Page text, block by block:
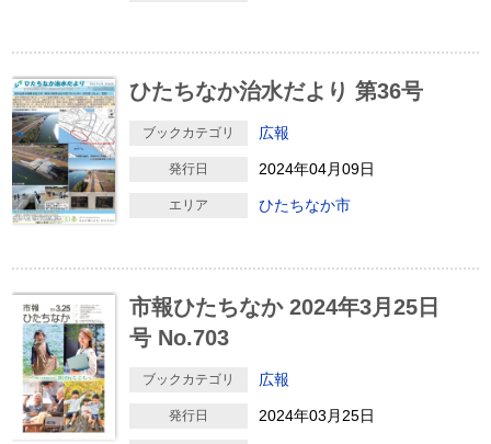
ひたちなか治水だより 第36号
ブックカテゴリ 広報
発行日 2024年04月09日
エリア ひたちなか市
市報ひたちなか 2024年3月25日
号 No.703
ブックカテゴリ 広報
発行日 2024年03月25日